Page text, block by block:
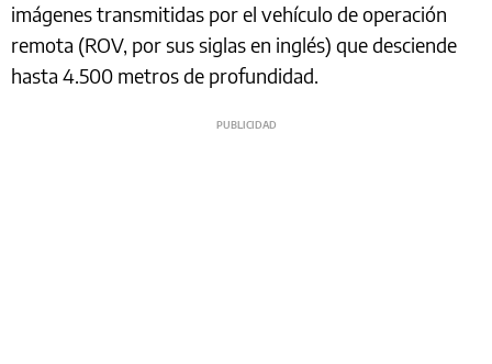
imágenes transmitidas por el vehículo de operación
remota (ROV, por sus siglas en inglés) que desciende
hasta 4.500 metros de profundidad.